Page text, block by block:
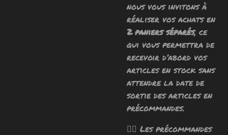
nous vous invitons à
réaliser vos achats en
2 paniers séparés, ce
qui vous permettra de
recevoir d’abord vos
articles en stock sans
attendre la date de
sortie des articles en
précommandes.
🧙‍♂️ Les précommandes